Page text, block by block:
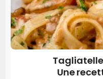
Une